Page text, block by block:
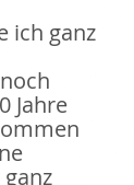
ich ganz
Jahre